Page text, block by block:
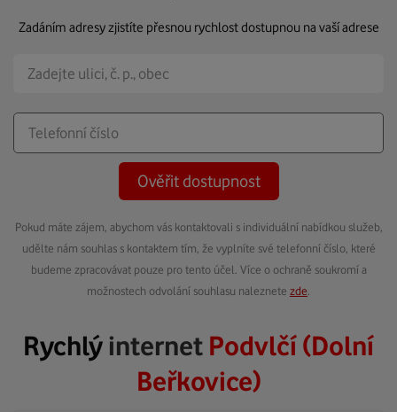
Zadáním adresy zjistíte přesnou rychlost dostupnou na vaší adrese
Ověřit dostupnost
Pokud máte zájem, abychom vás kontaktovali s individuální nabídkou služeb,
udělte nám souhlas s kontaktem tím, že vyplníte své telefonní číslo, které
budeme zpracovávat pouze pro tento účel. Více o ochraně soukromí a
možnostech odvolání souhlasu naleznete zde
Rychlýinternet Podvlčí (Dolní
Beřkovice)